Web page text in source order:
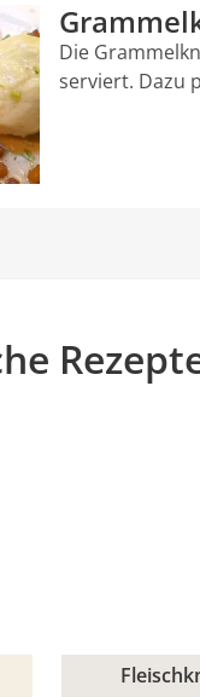
Die
serviert. Dazu